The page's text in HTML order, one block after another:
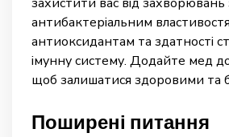
антибактеріальним
антиоксидантам та здатності
імунну систему. Додайте мед
щоб залишатися здоровими та
Поширені питання